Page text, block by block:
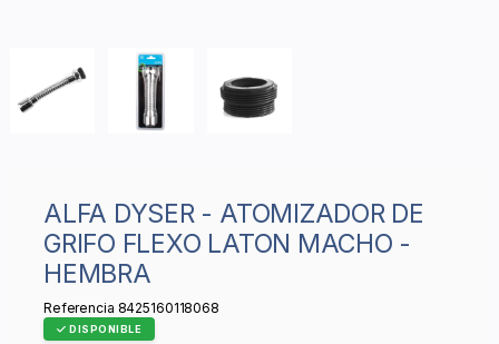
ALFA DYSER - ATOMIZADOR DE
GRIFO FLEXO LATON MACHO -
HEMBRA
Referencia 8425160118068
DISPONIBLE